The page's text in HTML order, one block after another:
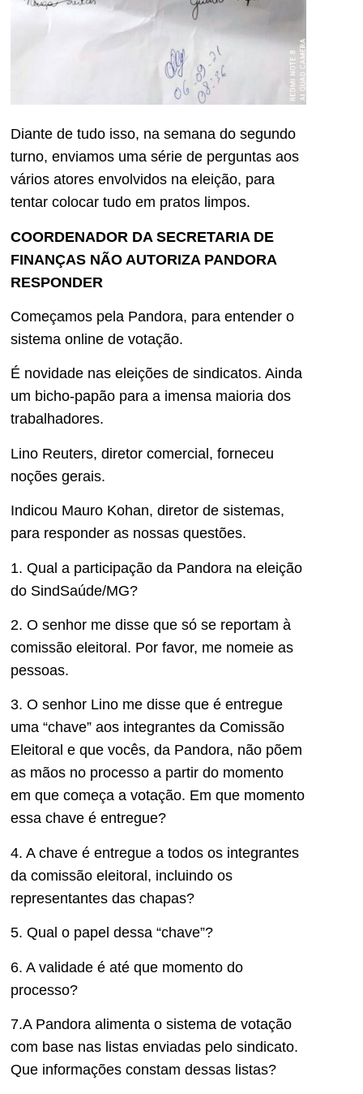
Diante de tudo isso, na semana do segundo
turno, enviamos uma série de perguntas aos
vários atores envolvidos na eleição, para
tentar colocar tudo em pratos limpos.
COORDENADOR DA SECRETARIA DE
FINANÇAS NÃO AUTORIZA PANDORA
RESPONDER
Começamos pela Pandora, para entender o
sistema online de votação.
É novidade nas eleições de sindicatos. Ainda
um bicho-papão para a imensa maioria dos
trabalhadores.
Lino Reuters, diretor comercial, forneceu
noções gerais.
Indicou Mauro Kohan, diretor de sistemas,
para responder as nossas questões.
1. Qual a participação da Pandora na eleição
do SindSaúde/MG?
2. O senhor me disse que só se reportam à
comissão eleitoral. Por favor, me nomeie as
pessoas.
3. O senhor Lino me disse que é entregue
uma “chave” aos integrantes da Comissão
Eleitoral e que vocês, da Pandora, não põem
as mãos no processo a partir do momento
em que começa a votação. Em que momento
essa chave é entregue?
4. A chave é entregue a todos os integrantes
da comissão eleitoral, incluindo os
representantes das chapas?
5. Qual o papel dessa “chave”?
6. A validade é até que momento do
processo?
7.A Pandora alimenta o sistema de votação
com base nas listas enviadas pelo sindicato.
Que informações constam dessas listas?